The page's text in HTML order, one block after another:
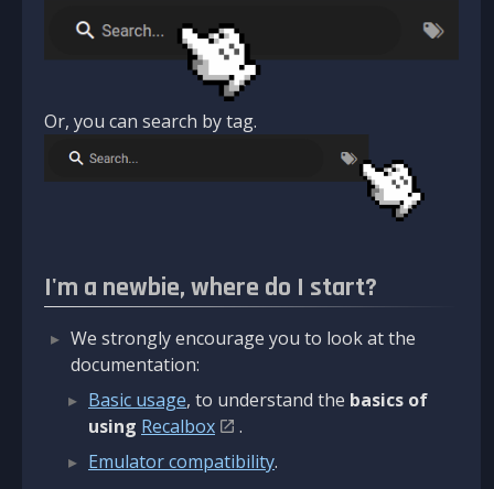
Or, you can search by tag.
I'm a newbie, where do I start?
We strongly encourage you to look at the
documentation:
Basic usage, to understand the basics of
using Recalbox
.
Emulator compatibility.